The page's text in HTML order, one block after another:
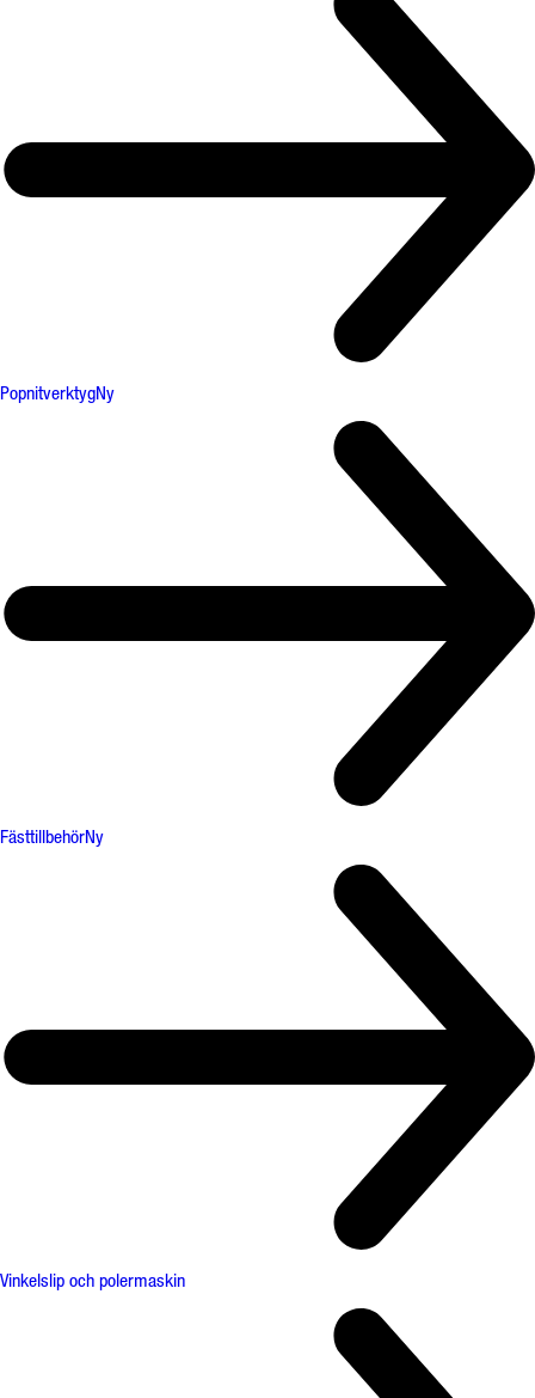
PopnitverktygNy
FästtillbehörNy
Vinkelslip och polermaskin